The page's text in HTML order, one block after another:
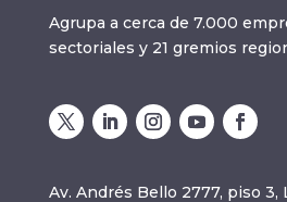
Agrupa a cerca de 7.000
sectoriales y 21 gremios
Av. Andrés Bello 2777, piso 3,